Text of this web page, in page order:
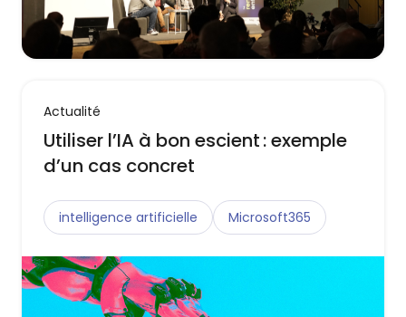
Actualité
Utiliser l’IA à bon escient : exemple
d’un cas concret
intelligence artificielle Microsoft365